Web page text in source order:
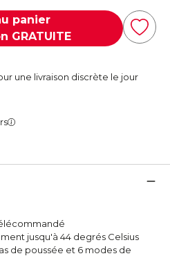
panier
GRATUITE
une livraison discrète le jour
jusqu'à 44 degrés Celsius
de poussée et 6 modes de